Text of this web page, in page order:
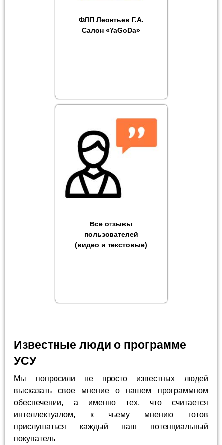
ФЛП Леонтьев Г.А.
Салон «YaGoDa»
Все отзывы
пользователей
(видео и текстовые)
Известные люди о программе
УСУ
Мы попросили не просто известных людей
высказать свое мнение о нашем программном
обеспечении, а именно тех, что считается
интеллектуалом, к чьему мнению готов
прислушаться каждый наш потенциальный
покупатель.